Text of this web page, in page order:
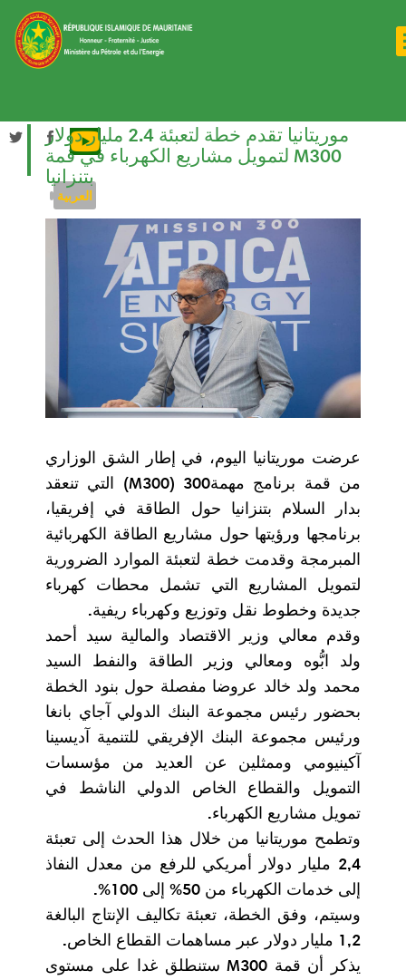
Aller
contenu
principal
main
menu
menu
العربية
موريتانيا تقدم خطة لتعبئة 2.4 مليار دولار
لتمويل مشاريع الكهرباء في قمة M300
بتنزانيا
عرضت موريتانيا اليوم، في إطار الشق الوزاري
من قمة برنامج مهمة300 (M300) التي تنعقد
بدار السلام بتنزانيا حول الطاقة في إفريقيا،
برنامجها ورؤيتها حول مشاريع الطاقة الكهربائية
المبرمجة وقدمت خطة لتعبئة الموارد الضرورية
لتمويل المشاريع التي تشمل محطات كهرباء
جديدة وخطوط نقل وتوزيع وكهرباء ريفية.
وقدم معالي وزير الاقتصاد والمالية سيد أحمد
ولد ابُّوه ومعالي وزير الطاقة والنفط السيد
محمد ولد خالد عروضا مفصلة حول بنود الخطة
بحضور رئيس مجموعة البنك الدولي آجاي بانغا
ورئيس مجموعة البنك الإفريقي للتنمية آديسينا
آكينيومي وممثلين عن العديد من مؤسسات
التمويل والقطاع الخاص الدولي الناشط في
تمويل مشاريع الكهرباء.
وتطمح موريتانيا من خلال هذا الحدث إلى تعبئة
2,4 مليار دولار أمريكي للرفع من معدل النفاذ
إلى خدمات الكهرباء من 50% إلى 100%.
وسيتم، وفق الخطة، تعبئة تكاليف الإنتاج البالغة
1,2 مليار دولار عبر مساهمات القطاع الخاص.
يذكر أن قمة M300 ستنطلق غدا على مستوى